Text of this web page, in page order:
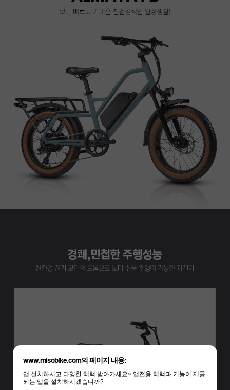
www.misobike.com의 페이지 내용:
앱 설치하시고 다양한 혜택 받아가세요~ 앱전용 혜택과 기능이 제공
되는 앱을 설치하시겠습니까?